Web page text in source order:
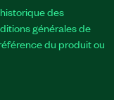
des
générales de
du produit ou